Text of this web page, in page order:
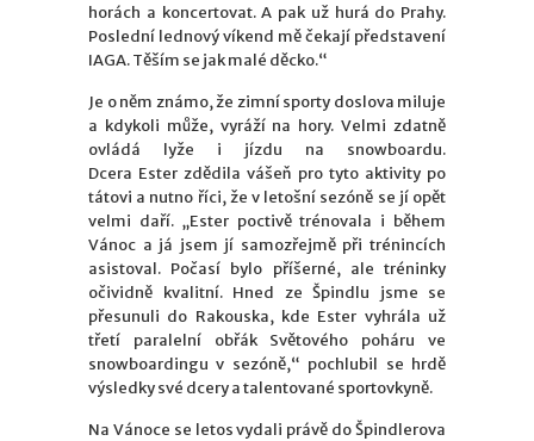
horách a koncertovat. A pak už hurá do Prahy.
Poslední lednový víkend mě čekají představení
IAGA. Těším se jak malé děcko.“
Je o něm známo, že zimní sporty doslova miluje
a kdykoli může, vyráží na hory. Velmi zdatně
ovládá lyže i jízdu na snowboardu.
Dcera Ester zdědila vášeň pro tyto aktivity po
tátovi a nutno říci, že v letošní sezóně se jí opět
velmi daří. „Ester poctivě trénovala i během
Vánoc a já jsem jí samozřejmě při trénincích
asistoval. Počasí bylo příšerné, ale tréninky
očividně kvalitní. Hned ze Špindlu jsme se
přesunuli do Rakouska, kde Ester vyhrála už
třetí paralelní obřák Světového poháru ve
snowboardingu v sezóně,“ pochlubil se hrdě
výsledky své dcery a talentované sportovkyně.
Na Vánoce se letos vydali právě do Špindlerova